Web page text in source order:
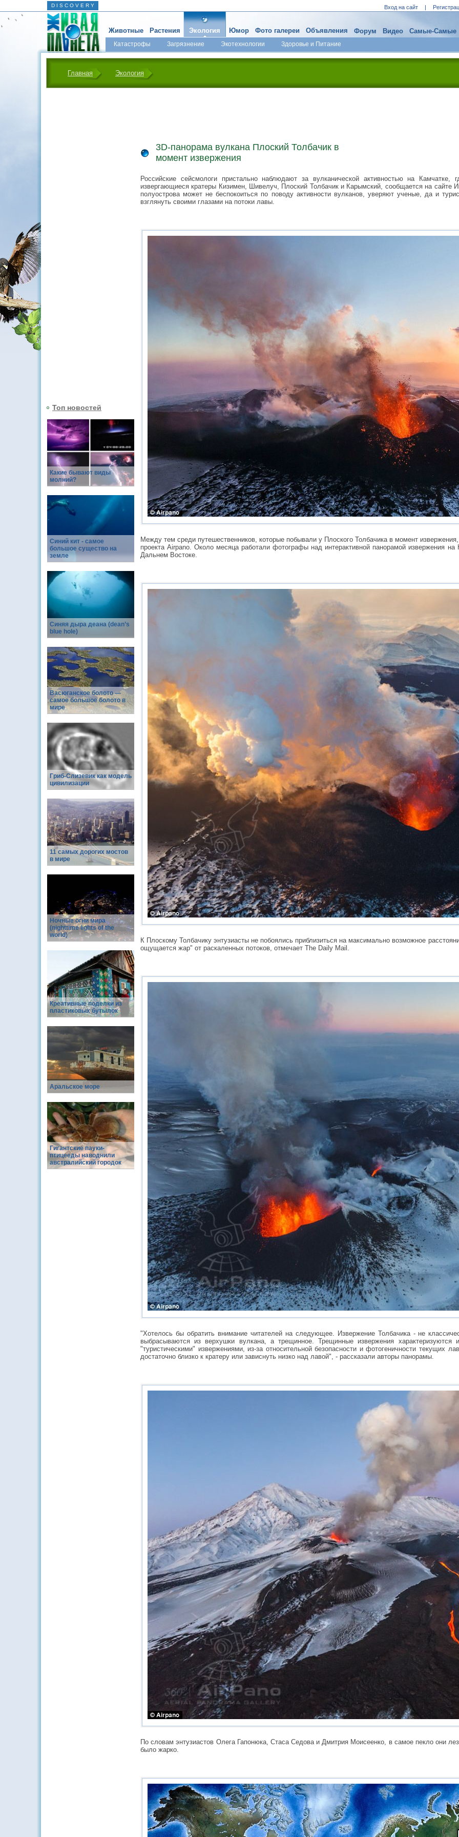
D I S C O V E R Y Вход на сайт |
Животные Растения Экология
Катастрофы Загрязнение Экотехнологии Здоровье и Питание
Юмор Фото галереи Объявления Форум Видео Самые-Самые
Главная Экология
Топ новостей
Какие бывают виды
молний?
Синий кит - самое
большое существо на
земле
Синяя дыра деана (dean’s
blue hole)
Васюганское болото —
самое большое болото в
мире
Гриб-Слизевик как модель
цивилизации
11 самых дорогих мостов
в мире
Ночные огни мира
(nighttime lights of the
world)
Креативные поделки из
пластиковых бутылок
Аральское море
Гигантские пауки-
птицееды наводнили
австралийский городок
3D-панорама вулкана Плоский Толбачик в
момент извержения
Российские сейсмологи пристально наблюдают за вулканической активностью на Камчатке,
извергающиеся кратеры Кизимен, Шивелуч, Плоский Толбачик и Карымский, сообщается на сайте
полуострова может не беспокоиться по поводу активности вулканов, уверяют ученые, да и
взглянуть своими глазами на потоки лавы.
Между тем среди путешественников, которые побывали у Плоского Толбачика в момент
проекта Airpano. Около месяца работали фотографы над интерактивной панорамой извержения
Дальнем Востоке.
К Плоскому Толбачику энтузиасты не побоялись приблизиться на максимально возможное
ощущается жар" от раскаленных потоков, отмечает The Daily Mail.
"Хотелось бы обратить внимание читателей на следующее. Извержение Толбачика - не
выбрасываются из верхушки вулкана, а трещинное. Трещинные извержения
"туристическими" извержениями, из-за относительной безопасности и фотогеничности текущих
достаточно близко к кратеру или зависнуть низко над лавой", - рассказали авторы панорамы.
По словам энтузиастов Олега Гапонюка, Стаса Седова и Дмитрия Моисеенко, в самое пекло они
было жарко.